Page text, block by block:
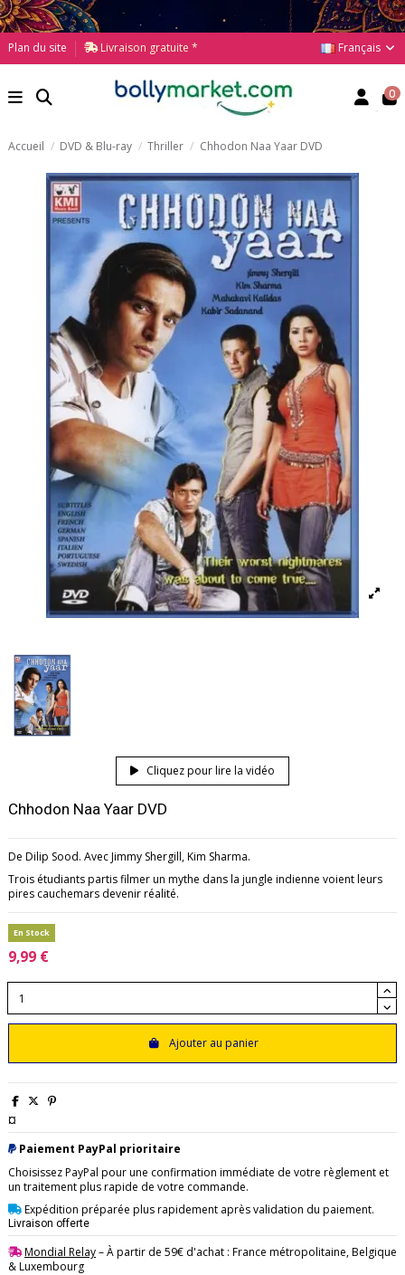
Plan du site Livraison gratuite * Français
0
Accueil DVD & Blu-ray Thriller Chhodon Naa Yaar DVD
Cliquez pour lire la vidéo
Chhodon Naa Yaar DVD
De Dilip Sood. Avec Jimmy Shergill, Kim Sharma.
Trois étudiants partis filmer un mythe dans la jungle indienne voient leurs
pires cauchemars devenir réalité.
En Stock
9,99 €
Ajouter au panier
¤
Paiement PayPal prioritaire
Choisissez PayPal pour une confirmation immédiate de votre règlement et
un traitement plus rapide de votre commande.
Expédition préparée plus rapidement après validation du paiement.
Livraison offerte
Mondial Relay– À partir de 59€ d'achat : France métropolitaine, Belgique
& Luxembourg